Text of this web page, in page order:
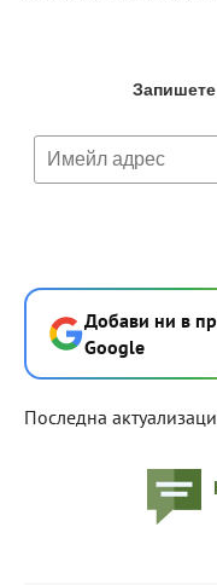
Добави ни в
Google
Последна